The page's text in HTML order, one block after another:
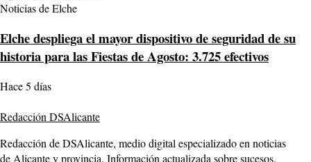
Noticias de Elche
Elche despliega el mayor dispositivo de seguridad de su
historia para las Fiestas de Agosto: 3.725 efectivos
Hace 5 días
Redacción DSAlicante
Redacción de DSAlicante, medio digital especializado en noticias
de Alicante y provincia. Información actualizada sobre sucesos,